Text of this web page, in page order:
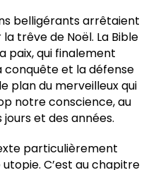
belligérants arrêtaient
trêve de Noël. La Bible
paix, qui finalement
conquête et la défense
plan du merveilleux qui
notre conscience, au
et des années.
particulièrement
C’est au chapitre